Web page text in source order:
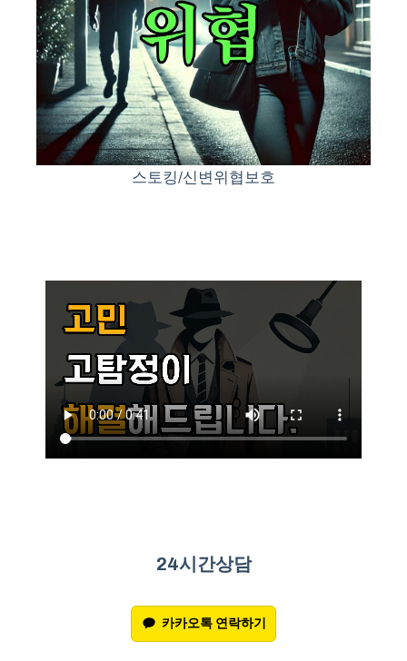
스토킹/신변위협보호
24시간상담
카카오톡 연락하기